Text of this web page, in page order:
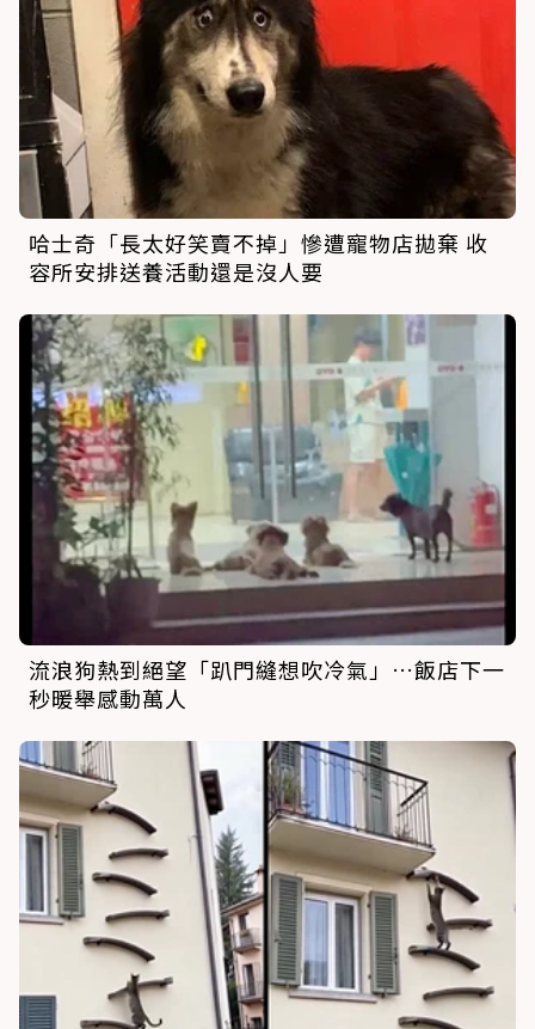
哈士奇「長太好笑賣不掉」慘遭寵物店拋棄 收
容所安排送養活動還是沒人要
流浪狗熱到絕望「趴門縫想吹冷氣」…飯店下一
秒暖舉感動萬人